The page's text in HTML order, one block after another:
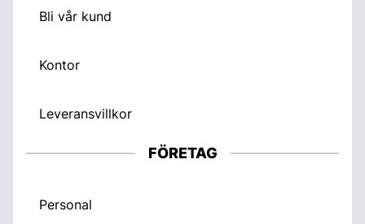
Bli vår kund
Kontor
Leveransvillkor
FÖRETAG
Personal